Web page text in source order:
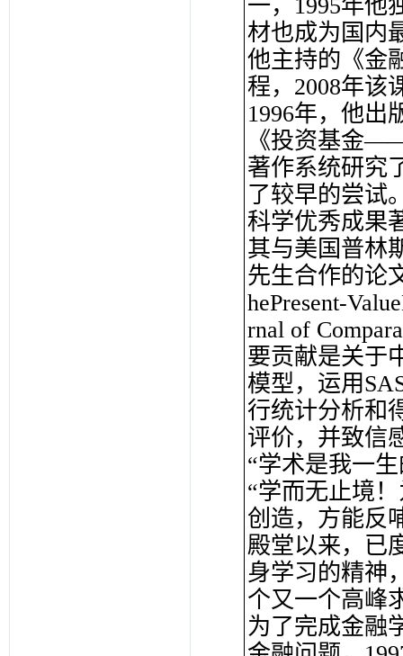
一，1995年他
材也成为国内
他主持的《金
程，2008年该
1996年，他出
《投资基金
著作系统研究
了较早的尝试
科学优秀成果
其与美国普林
先生合作的论
hePresent-
rnal of
要贡献是关于
模型，运用
行统计分析和
评价，并致信
“学术是我一
“学而无止境
创造，方能反
殿堂以来，已
身学习的精神
个又一个高峰
为了完成金融